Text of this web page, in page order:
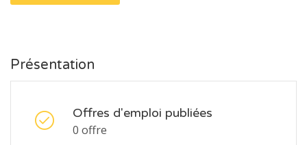
Présentation
Offres d'emploi publiées
0 offre